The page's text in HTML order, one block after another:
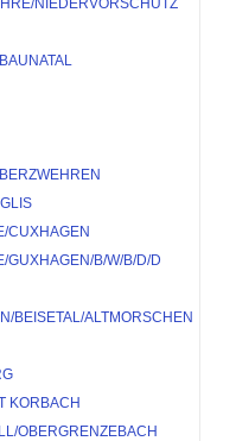
CUXHAGEN
GUXHAGEN/B/W/B/D/D
BEISETAL/ALTMORSCHEN
KORBACH
OBERGRENZEBACH